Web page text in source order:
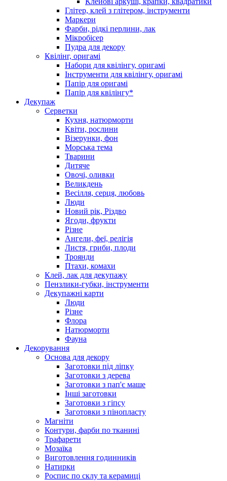
Глітер, клей з глітером, інструменти
Маркери
Фарби, рідкі перлини, лак
Мікробісер
Пудра для декору
Квілінг, оригамі
Набори для квілінгу, оригамі
Інструменти для квілінгу, оригамі
Папір для оригамі
Папір для квілінгу*
Декупаж
Серветки
Кухня, натюрморти
Квіти, рослини
Візерунки, фон
Морська тема
Тварини
Дитяче
Овочі, оливки
Великдень
Весілля, серця, любовь
Люди
Новий рік, Різдво
Ягоди, фрукти
Різне
Ангели, феї, релігія
Листя, гриби, плоди
Троянди
Птахи, комахи
Клей, лак для декупажу
Пензлики-губки, інструменти
Декупажні карти
Люди
Різне
Флора
Натюрморти
Фауна
Декорування
Основа для декору
Заготовки під ліпку
Заготовки з дерева
Заготовки з пап'є маше
Інші заготовки
Заготовки з гіпсу
Заготовки з пінопласту
Магніти
Контури, фарби по тканині
Трафарети
Мозаїка
Виготовлення годинників
Натирки
Роспис по склу та керамиці